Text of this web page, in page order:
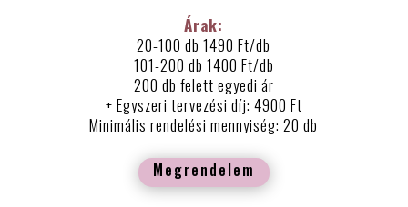
Árak:
20-100 db 1490 Ft/db
101-200 db 1400 Ft/db
200 db felett egyedi ár
+ Egyszeri tervezési díj: 4900 Ft
Minimális rendelési mennyiség: 20 db
Megrendelem